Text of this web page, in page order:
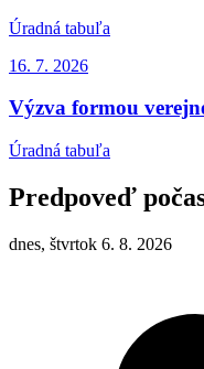
Úradná tabuľa
16. 7. 2026
Výzva formou
Úradná tabuľa
Predpoveď
dnes, štvrtok 6. 8. 2026